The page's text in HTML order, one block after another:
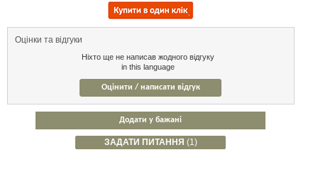
Оцінки та відгуки
Ніхто ще не написав жодного відгуку
in this language
Оцінити / написати відгук
Додати у бажані
ЗАДАТИ ПИТАННЯ (1)